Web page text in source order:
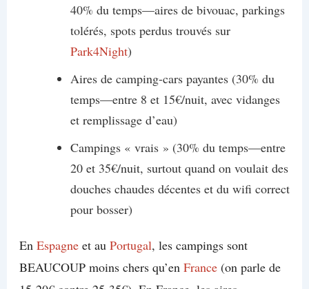
40% du temps—aires de bivouac, parkings
tolérés, spots perdus trouvés sur
Park4Night)
Aires de camping-cars payantes (30% du
temps—entre 8 et 15€/nuit, avec vidanges
et remplissage d’eau)
Campings « vrais » (30% du temps—entre
20 et 35€/nuit, surtout quand on voulait des
douches chaudes décentes et du wifi correct
pour bosser)
En Espagneet au Portugal, les campings sont
BEAUCOUP moins chers qu’en France(on parle de